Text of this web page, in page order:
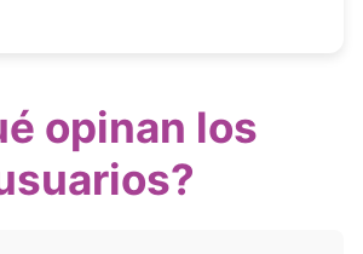
opinan los